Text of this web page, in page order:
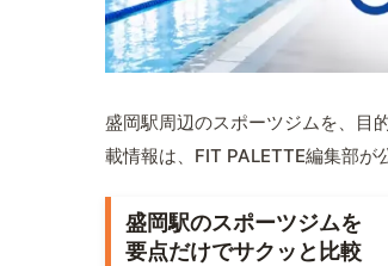
盛岡駅周辺のスポーツジムを、目
載情報は、FIT PALETTE編集部が
盛岡駅のスポーツジムを
要点だけでサクッと比較